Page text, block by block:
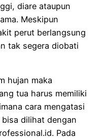
diare ataupun
Meskipun
perut berlangsung
tak segera diobati
hujan maka
tua harus memiliki
cara mengatasi
dilihat dengan
Pada